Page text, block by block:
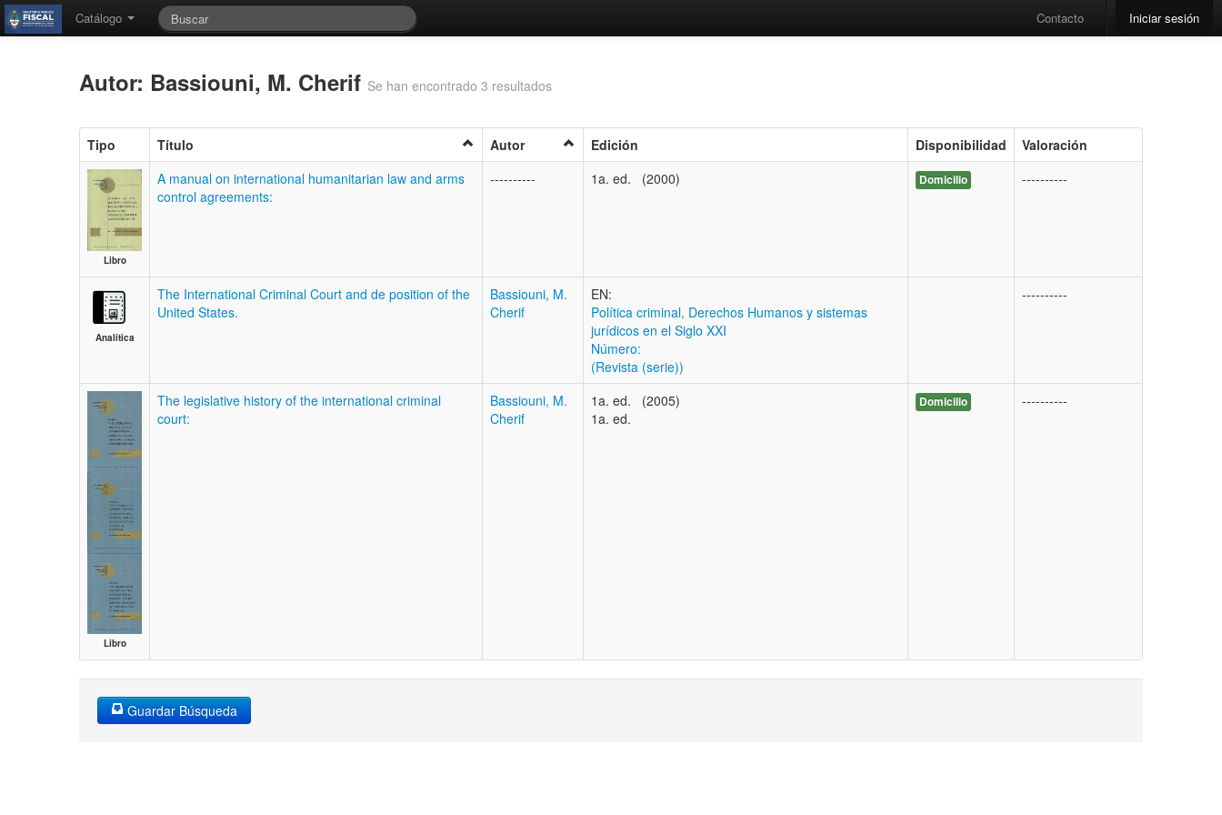
Catálogo Contacto Iniciar sesión
Autor: Bassiouni, M. Cherif Se han encontrado 3 resultados
Tipo Título Autor Edición Disponibilidad Valoración
Libro
A manual on international humanitarian law and arms
control agreements:
---------- 1a. ed. (2000) Domicilio ----------
Analítica
The International Criminal Court and de position of the
United States.
Bassiouni, M.
Cherif
EN:
Política criminal, Derechos Humanos y sistemas
jurídicos en el Siglo XXI
Número:
(Revista (serie))
----------
Libro
The legislative history of the international criminal
court:
Bassiouni, M.
Cherif
1a. ed. (2005)
1a. ed.
Domicilio ----------
Guardar Búsqueda